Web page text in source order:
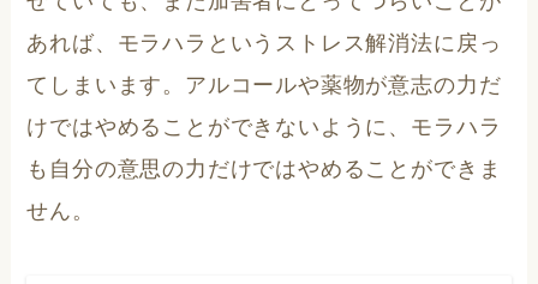
あれば、モラハラというストレス解消法に戻っ
てしまいます。アルコールや薬物が意志の力だ
けではやめることができないように、モラハラ
も自分の意思の力だけではやめることができま
せん。